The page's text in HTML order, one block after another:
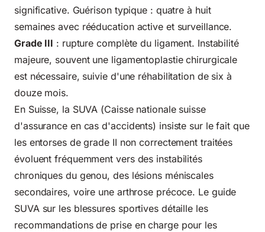
significative. Guérison typique : quatre à huit
semaines avec rééducation active et surveillance.
Grade III : rupture complète du ligament. Instabilité
majeure, souvent une ligamentoplastie chirurgicale
est nécessaire, suivie d'une réhabilitation de six à
douze mois.
En Suisse, la SUVA (Caisse nationale suisse
d'assurance en cas d'accidents) insiste sur le fait que
les entorses de grade II non correctement traitées
évoluent fréquemment vers des instabilités
chroniques du genou, des lésions méniscales
secondaires, voire une arthrose précoce. Le guide
SUVA sur les blessures sportivesdétaille les
recommandations de prise en charge pour les